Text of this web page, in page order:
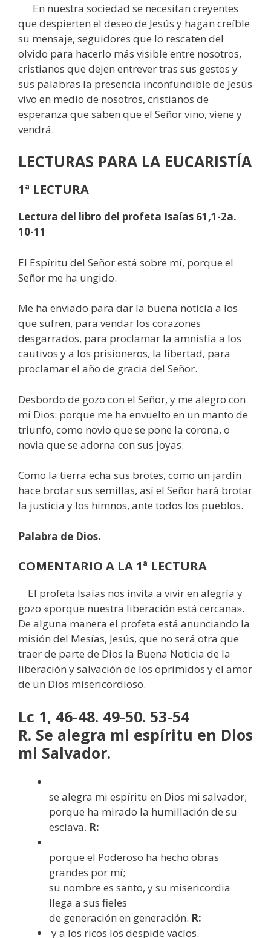
En nuestra sociedad se necesitan creyentes
que despierten el deseo de Jesús y hagan creíble
su mensaje, seguidores que lo rescaten del
olvido para hacerlo más visible entre nosotros,
cristianos que dejen entrever tras sus gestos y
sus palabras la presencia inconfundible de Jesús
vivo en medio de nosotros, cristianos de
esperanza que saben que el Señor vino, viene y
vendrá.
LECTURAS PARA LA EUCARISTÍA
1ª LECTURA
Lectura del libro del profeta Isaías 61,1-2a.
10-11
El Espíritu del Señor está sobre mí, porque el
Señor me ha ungido.
Me ha enviado para dar la buena noticia a los
que sufren, para vendar los corazones
desgarrados, para proclamar la amnistía a los
cautivos y a los prisioneros, la libertad, para
proclamar el año de gracia del Señor.
Desbordo de gozo con el Señor, y me alegro con
mi Dios: porque me ha envuelto en un manto de
triunfo, como novio que se pone la corona, o
novia que se adorna con sus joyas.
Como la tierra echa sus brotes, como un jardín
hace brotar sus semillas, así el Señor hará brotar
la justicia y los himnos, ante todos los pueblos.
Palabra de Dios.
COMENTARIO A LA 1ª LECTURA
El profeta Isaías nos invita a vivir en alegría y
gozo «porque nuestra liberación está cercana».
De alguna manera el profeta está anunciando la
misión del Mesías, Jesús, que no será otra que
traer de parte de Dios la Buena Noticia de la
liberación y salvación de los oprimidos y el amor
de un Dios misericordioso.
Lc 1, 46-48. 49-50. 53-54
R. Se alegra mi espíritu en Dios
mi Salvador.
se alegra mi espíritu en Dios mi salvador;
porque ha mirado la humillación de su
esclava. R:
porque el Poderoso ha hecho obras
grandes por mí;
su nombre es santo, y su misericordia
llega a sus fieles
de generación en generación. R:
y a los ricos los despide vacíos.